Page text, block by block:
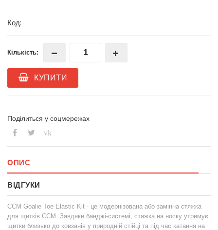
Код:
Кількість:
КУПИТИ
Поділиться у соцмережах
vk
ОПИС
ВІДГУКИ
CCM Goalie Toe Elastic Kit - це модернізована або замінна стяжка
для щитків CCM. Завдяки банджі-системі, стяжка на носку утримує
щитки близько до ковзанів у природній стійці та під час катання на